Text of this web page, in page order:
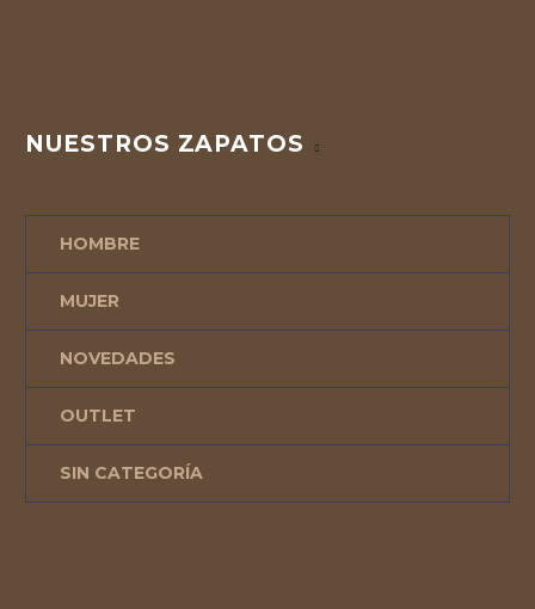
NUESTROS ZAPATOS
HOMBRE
MUJER
NOVEDADES
OUTLET
SIN CATEGORÍA